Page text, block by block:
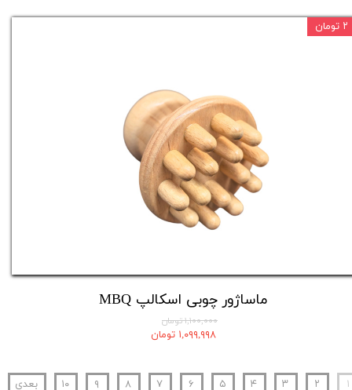
ماساژور چوبی اسکالپ MBQ
۱,۱۰۰,۰۰۰ تومان
۱,۰۹۹,۹۹۸ تومان
۲ تومان
۱ ۲ ۳ ۴ ۵ ۶ ۷ ۸ ۹ ۱۰ بعدی